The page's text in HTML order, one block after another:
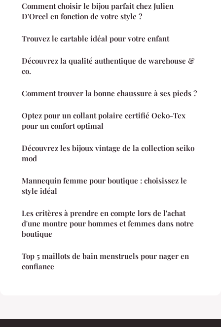
Comment choisir le bijou parfait chez Julien
D'Orcel en fonction de votre style ?
Trouvez le cartable idéal pour votre enfant
Découvrez la qualité authentique de warehouse &
co.
Comment trouver la bonne chaussure à ses pieds ?
Optez pour un collant polaire certifié Oeko-Tex
pour un confort optimal
Découvrez les bijoux vintage de la collection seiko
mod
Mannequin femme pour boutique : choisissez le
style idéal
Les critères à prendre en compte lors de l'achat
d'une montre pour hommes et femmes dans notre
boutique
Top 5 maillots de bain menstruels pour nager en
confiance